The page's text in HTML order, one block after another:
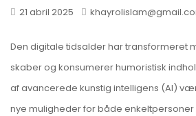
21 abril 2025
Den digitale tidsalder har transformeret
skaber og konsumerer humoristisk
af avancerede kunstig intelligens (AI)
nye muligheder for både